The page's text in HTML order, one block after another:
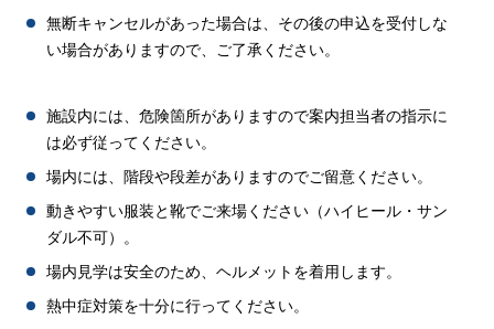
無断キャンセルがあった場合は、その後の申込を受付しな
い場合がありますので、ご了承ください。
施設内には、危険箇所がありますので案内担当者の指示に
は必ず従ってください。
場内には、階段や段差がありますのでご留意ください。
動きやすい服装と靴でご来場ください（ハイヒール・サン
ダル不可）。
場内見学は安全のため、ヘルメットを着用します。
熱中症対策を十分に行ってください。